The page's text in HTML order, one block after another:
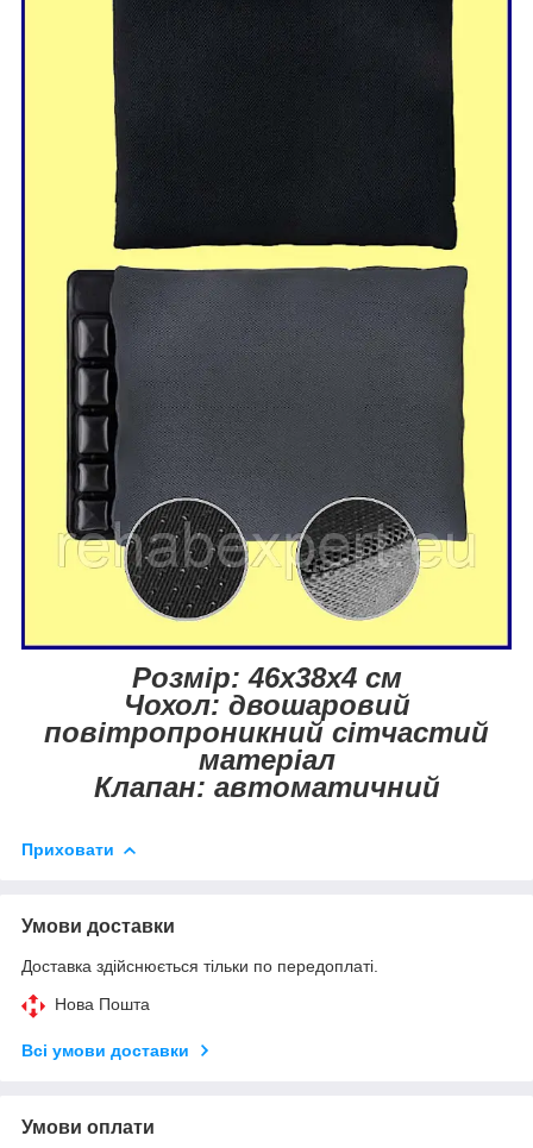
Розмір: 46x38x4 см
Чохол: двошаровий
повітропроникний сітчастий
матеріал
Клапан: автоматичний
Приховати
Умови доставки
Доставка здійснюється тільки по передоплаті.
Нова Пошта
Всі умови доставки
Умови оплати